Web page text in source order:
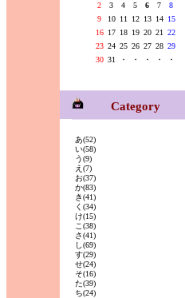
2
3 4 5 6 7
8
9
10 11 12 13 14 15
16 17 18 19 20 21
22
23 24 25 26 27 28 29
30 31 ・ ・ ・ ・ ・
Category
あ(52)
い(58)
う(9)
え (7)
お(37)
か(83)
き(41)
く (34)
け(15)
こ (38)
さ(41)
し(69)
す(29)
せ(24)
そ(16)
た(39)
ち(24)